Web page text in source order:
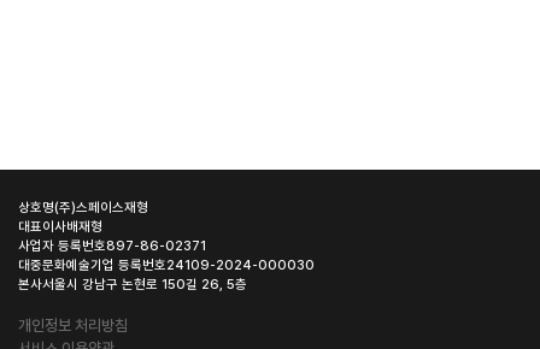
상호명(주)스페이스재형
대표이사배재형
사업자 등록번호897-86-02371
대중문화예술기업 등록번호24109-2024-000030
본사서울시 강남구 논현로 150길 26, 5층
개인정보 처리방침